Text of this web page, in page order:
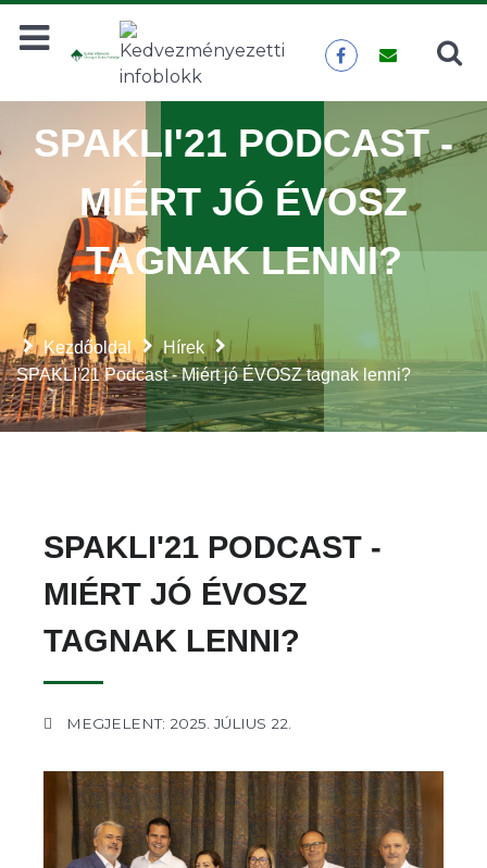
Keresés KERESÉS
Kezdőoldal
Hírek
SPAKLI'21 Podcast - Miért jó ÉVOSZ tagnak lenni?
SPAKLI'21 PODCAST -
MIÉRT JÓ ÉVOSZ
TAGNAK LENNI?
SPAKLI'21 PODCAST -
MIÉRT JÓ ÉVOSZ
TAGNAK LENNI?
MEGJELENT: 2025. JÚLIUS 22.